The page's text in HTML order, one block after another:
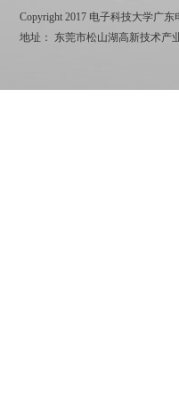
Copyright 2017 电子科技大学广东
地址： 东莞市松山湖高新技术产